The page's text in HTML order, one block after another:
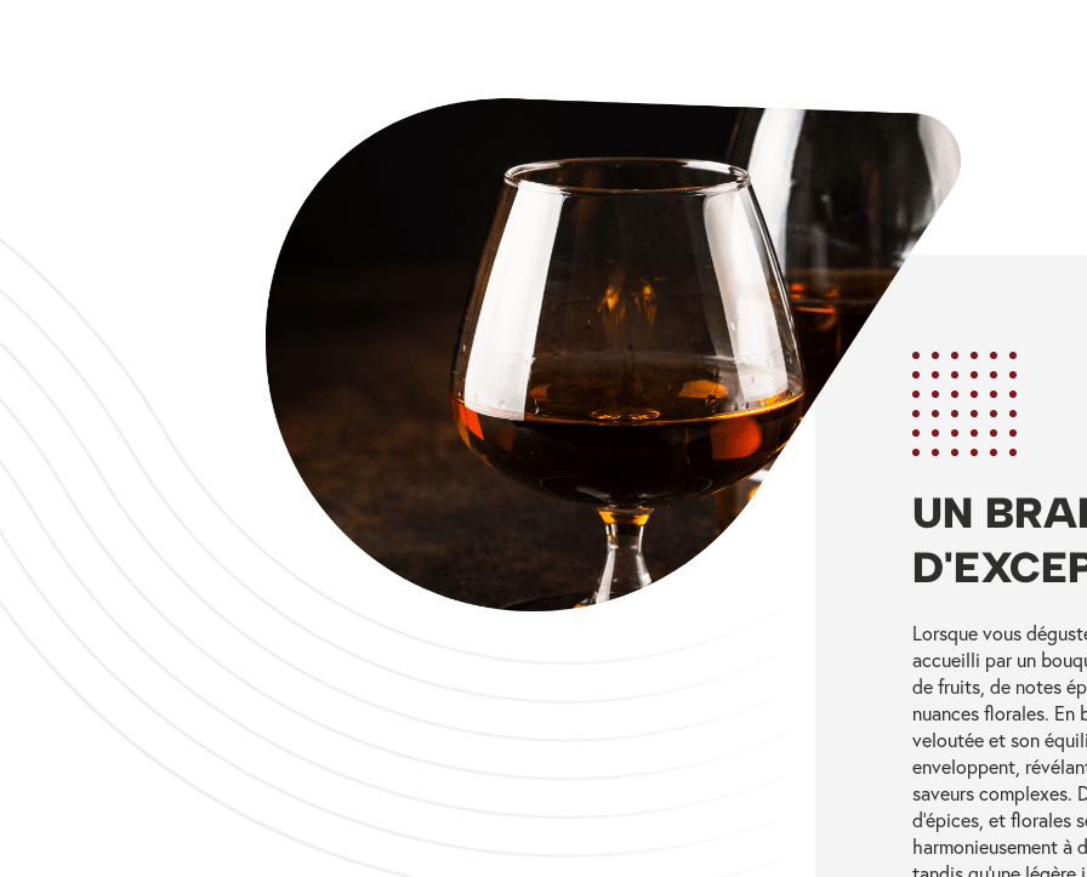
UN
Lorsque vous
accueilli par un
de fruits, de notes
nuances florales. En
veloutée et son
enveloppent,
saveurs complexes.
d’épices, et florales
harmonieusement à